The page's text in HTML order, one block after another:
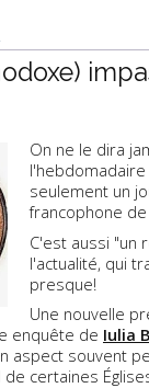
On ne le dira
seulement un
francophone
C'est aussi "un
l'actualité, qui
presque!
Une nouvelle
enquête de Iulia
aspect souvent
certaines